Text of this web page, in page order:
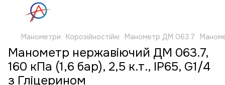
Манометри Корозійностійкі Манометр ДМ 063.7
Манометр нержавіючий ДМ 063.7,
160 кПа (1,6 бaр), 2,5 к.т., IP65, G1/4
з Гліцерином